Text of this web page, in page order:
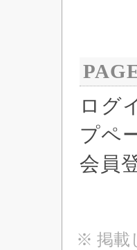
ログ
プペ
会員
※ 掲載